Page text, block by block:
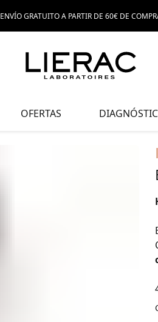
ENVÍO GRATUITO A PARTIR DE 60€ DE
OFERTAS